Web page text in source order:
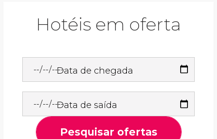
Hotéis em oferta
Data de chegada
Data de saída
Pesquisar ofertas